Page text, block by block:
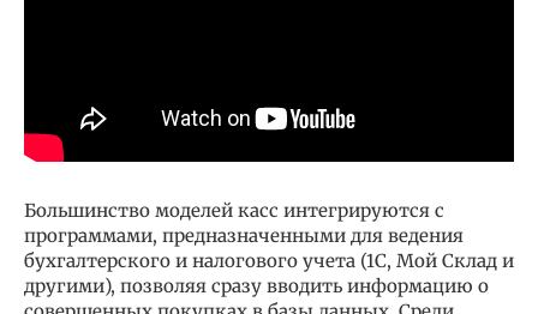
Большинство моделей касс интегрируются с
программами, предназначенными для ведения
бухгалтерского и налогового учета (1С, Мой Склад и
другими), позволяя сразу вводить информацию о